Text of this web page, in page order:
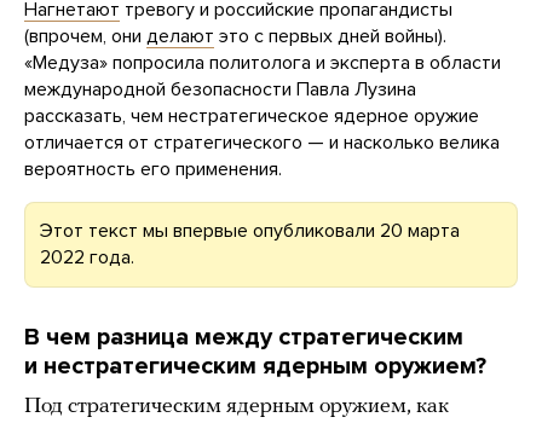
Нагнетают тревогу и российские пропагандисты
(впрочем, они делают это с первых дней войны).
«Медуза» попросила политолога и эксперта в области
международной безопасности Павла Лузина
рассказать, чем нестратегическое ядерное оружие
отличается от стратегического — и насколько велика
вероятность его применения.
Этот текст мы впервые опубликовали 20 марта
2022 года.
В чем разница между стратегическим
и нестратегическим ядерным оружием?
Под стратегическим ядерным оружием, как